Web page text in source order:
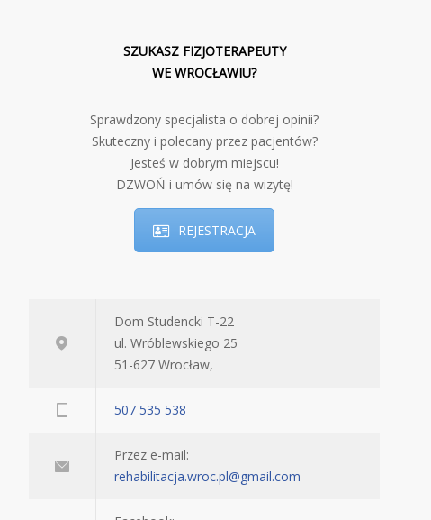
SZUKASZ FIZJOTERAPEUTY
WE WROCŁAWIU?
Sprawdzony specjalista o dobrej opinii?
Skuteczny i polecany przez pacjentów?
Jesteś w dobrym miejscu!
DZWOŃ i umów się na wizytę!
REJESTRACJA
Dom Studencki T-22
ul. Wróblewskiego 25
51-627 Wrocław,
507 535 538
Przez e-mail:
rehabilitacja.wroc.pl@gmail.com